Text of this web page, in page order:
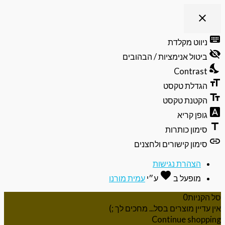
close
וסגירה
של
תפריט
הנגישות
ניווט מקלדת
ביטול אנימציות / הבהובים
Contrast
הגדלת טקסט
הקטנת טקסט
גופן קריא
סימון כותרות
סימון קישורים ולחצנים
הצהרת נגישות
מופעל בfavoriteאהבה
ע״יעמית מורנו
הקניות0
עדיין מוצרים בסל... מחכים לך ;)
Continue